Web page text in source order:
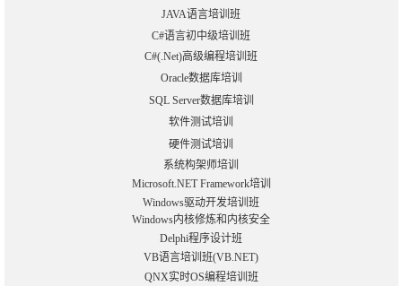
JAVA语言培训班
C#语言初中级培训班
C#(.Net)高级编程培训班
Oracle数据库培训
SQL Server数据库培训
软件测试培训
硬件测试培训
系统构架师培训
Microsoft.NET Framework培训
Windows驱动开发培训班
Windows内核修炼和内核安全
Delphi程序设计班
VB语言培训班(VB.NET)
QNX实时OS编程培训班